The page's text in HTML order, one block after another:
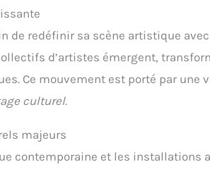
de redéfinir sa scène artistique
d’artistes émergent,
Ce mouvement est porté par une
culturel.
majeurs
contemporaine et les installations